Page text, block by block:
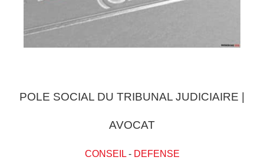
POLE SOCIAL DU TRIBUNAL JUDICIAIRE |
AVOCAT
CONSEIL- DEFENSE